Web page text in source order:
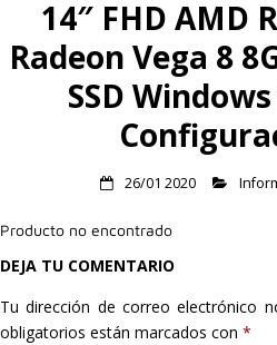
Blog
Deportes
Listas
Moda
14″ FHD AMD
Radeon Vega 8
SSD
26/01 2020
Producto no encontrado
DEJA TU COMENTARIO
Tu dirección de correo electrónico
obligatorios están marcados con *